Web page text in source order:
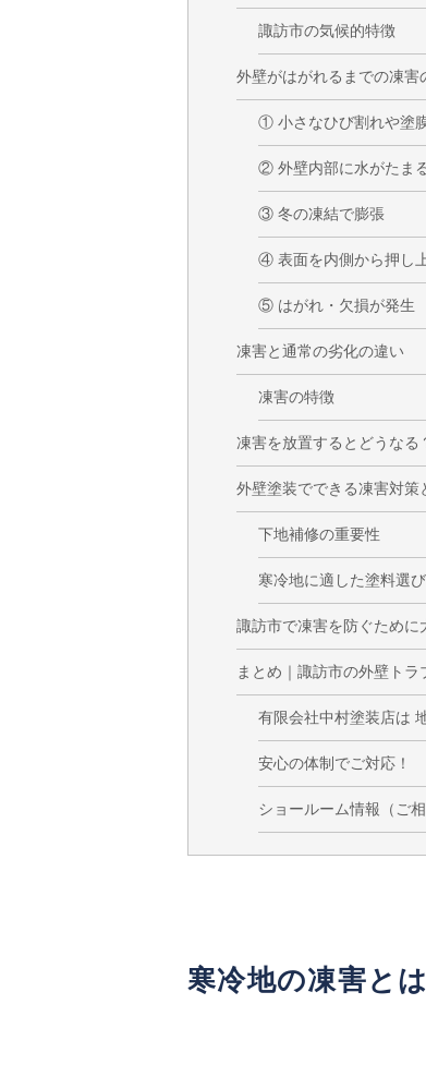
諏訪市の気候的特徴
外壁がはがれるまでの凍害
① 小さなひび割れや塗
② 外壁内部に水がたま
③ 冬の凍結で膨張
④ 表面を内側から押し
⑤ はがれ・欠損が発生
凍害と通常の劣化の違い
凍害の特徴
凍害を放置するとどうなる
外壁塗装でできる凍害対策
下地補修の重要性
寒冷地に適した塗料選び
諏訪市で凍害を防ぐために
まとめ｜諏訪市の外壁ト
有限会社中村塗装店は
安心の体制でご対応！
ショールーム情報（ご
寒冷地の凍害と